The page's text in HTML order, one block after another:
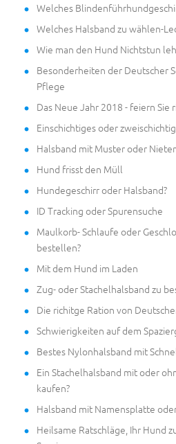
Welches
Welches Halsband zu wählen-
Wie man den Hund Nichtstun
Besonderheiten der Deutscher
Pflege
Das Neue Jahr 2018 - feiern Sie
Einschichtiges oder
Halsband mit Muster oder
Hund frisst den Müll
Hundegeschirr oder Halsband?
ID Tracking oder Spurensuche
Maulkorb- Schlaufe oder
bestellen?
Mit dem Hund im Laden
Zug- oder Stachelhalsband zu
Die richitge Ration von
Schwierigkeiten auf dem
Bestes Nylonhalsband mit
Ein Stachelhalsband mit oder
kaufen?
Halsband mit Namensplatte
Heilsame Ratschläge, Ihr Hund